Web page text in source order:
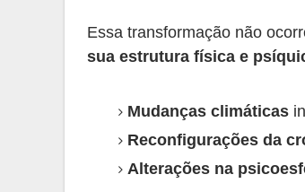
Essa transformação não
sua estrutura física e
Mudanças climáticas
Reconfigurações da
Alterações na